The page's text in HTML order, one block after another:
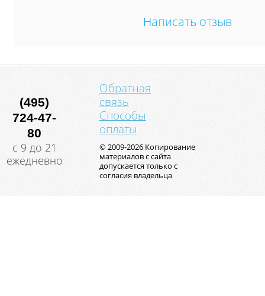
Написать отзыв
(495)
724-47-
80
с 9 до 21
ежедневно
Обратная
связь
Способы
оплаты
© 2009-2026 Копирование
материалов с сайта
допускается только с
согласия владельца